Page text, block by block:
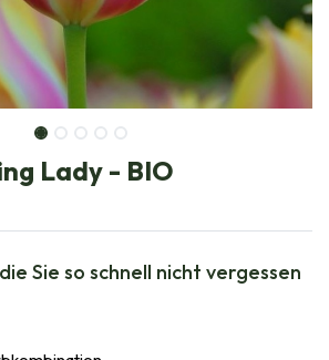
Lady - BIO
Sie so schnell nicht vergessen